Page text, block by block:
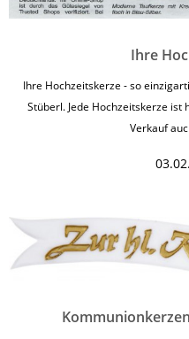
Ihre
Ihre Hochzeitskerze - so
Stüberl. Jede Hochzeitskerze
Verkauf